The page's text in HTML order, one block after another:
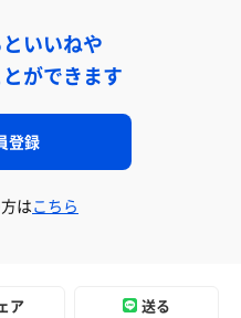
いいねや
ができます
登録
はこちら
ア 送る